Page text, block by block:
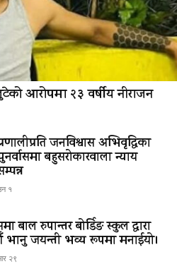
आरोपमा २३ वर्षीय नीराजन
जनविश्वास अभिवृद्धिका
बहुसरोकारवाला न्याय
१
बाल रुपान्तर बोर्डिङ स्कुल द्धारा
जयन्ती भव्य रूपमा मनाईयो।
२९